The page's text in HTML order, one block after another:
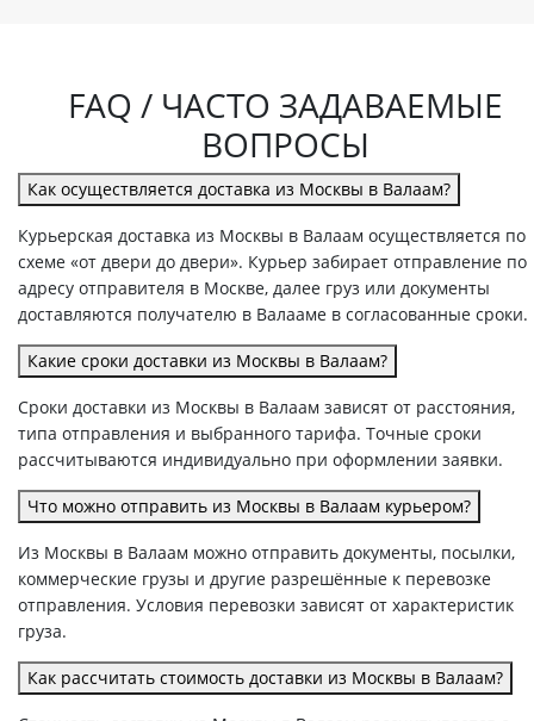
FAQ / ЧАСТО ЗАДАВАЕМЫЕ
ВОПРОСЫ
Как осуществляется доставка из Москвы в Валаам?
Курьерская доставка из Москвы в Валаам осуществляется по
схеме «от двери до двери». Курьер забирает отправление по
адресу отправителя в Москве, далее груз или документы
доставляются получателю в Валааме в согласованные сроки.
Какие сроки доставки из Москвы в Валаам?
Сроки доставки из Москвы в Валаам зависят от расстояния,
типа отправления и выбранного тарифа. Точные сроки
рассчитываются индивидуально при оформлении заявки.
Что можно отправить из Москвы в Валаам курьером?
Из Москвы в Валаам можно отправить документы, посылки,
коммерческие грузы и другие разрешённые к перевозке
отправления. Условия перевозки зависят от характеристик
груза.
Как рассчитать стоимость доставки из Москвы в Валаам?